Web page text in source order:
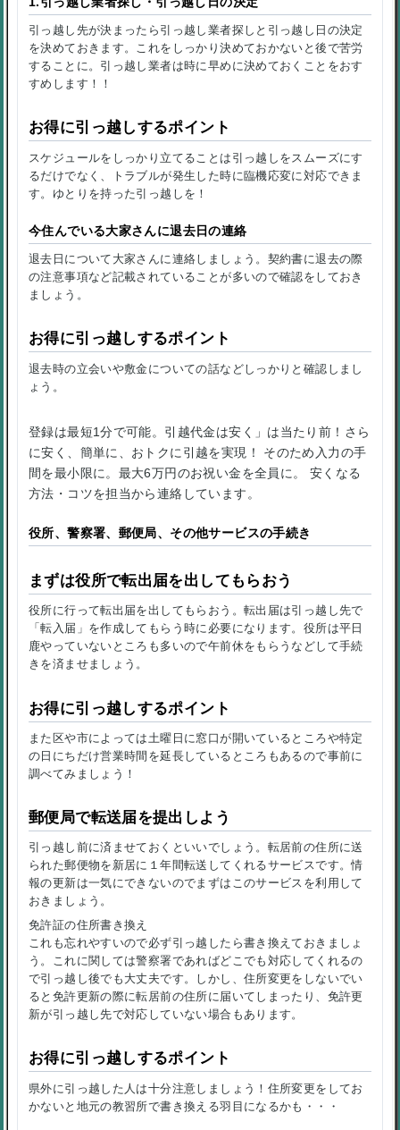
引っ越し先が決まったら引っ越し業者探しと引っ越し日の決定
を決めておきます。これをしっかり決めておかないと後で苦労
することに。引っ越し業者は時に早めに決めておくことをおす
すめします！！
お得に引っ越しするポイント
スケジュールをしっかり立てることは引っ越しをスムーズにす
るだけでなく、トラブルが発生した時に臨機応変に対応できま
す。ゆとりを持った引っ越しを！
今住んでいる大家さんに退去日の連絡
退去日について大家さんに連絡しましょう。契約書に退去の際
の注意事項など記載されていることが多いので確認をしておき
ましょう。
お得に引っ越しするポイント
退去時の立会いや敷金についての話などしっかりと確認しまし
ょう。
登録は最短1分で可能。引越代金は安く」は当たり前！さら
に安く、簡単に、おトクに引越を実現！ そのため入力の手
間を最小限に。最大6万円のお祝い金を全員に。 安くなる
方法・コツを担当から連絡しています。
役所、警察署、郵便局、その他サービスの手続き
まずは役所で転出届を出してもらおう
役所に行って転出届を出してもらおう。転出届は引っ越し先で
「転入届」を作成してもらう時に必要になります。役所は平日
鹿やっていないところも多いので午前休をもらうなどして手続
きを済ませましょう。
お得に引っ越しするポイント
また区や市によっては土曜日に窓口が開いているところや特定
の日にちだけ営業時間を延長しているところもあるので事前に
調べてみましょう！
郵便局で転送届を提出しよう
引っ越し前に済ませておくといいでしょう。転居前の住所に送
られた郵便物を新居に１年間転送してくれるサービスです。情
報の更新は一気にできないのでまずはこのサービスを利用して
おきましょう。
免許証の住所書き換え
これも忘れやすいので必ず引っ越したら書き換えておきましょ
う。これに関しては警察署であればどこでも対応してくれるの
で引っ越し後でも大丈夫です。しかし、住所変更をしないでい
ると免許更新の際に転居前の住所に届いてしまったり、免許更
新が引っ越し先で対応していない場合もあります。
お得に引っ越しするポイント
県外に引っ越した人は十分注意しましょう！住所変更をしてお
かないと地元の教習所で書き換える羽目になるかも・・・